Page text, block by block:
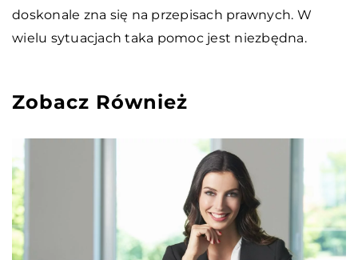
doskonale zna się na przepisach prawnych. W
wielu sytuacjach taka pomoc jest niezbędna.
Zobacz Również